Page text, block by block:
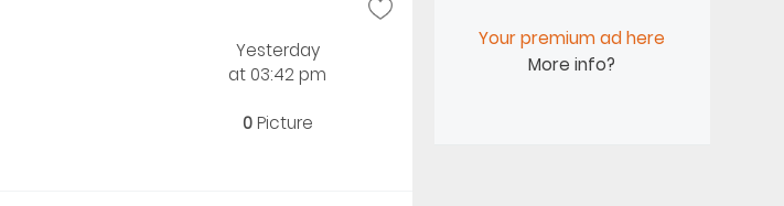
Yesterday
at 03:42 pm
0Picture
Your premium ad here
More info?